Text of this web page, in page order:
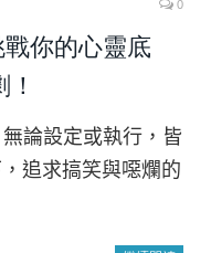
0
你的心靈底
論設定或執行，皆
追求搞笑與噁爛的